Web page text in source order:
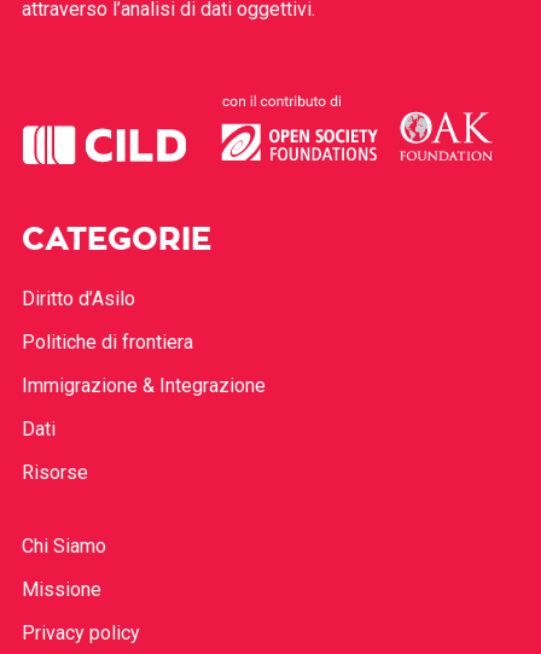
attraverso l’analisi di dati oggettivi.
CATEGORIE
Diritto d’Asilo
Politiche di frontiera
Immigrazione & Integrazione
Dati
Risorse
Chi Siamo
Missione
Privacy policy